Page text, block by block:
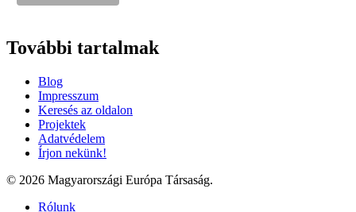
További tartalmak
Blog
Impresszum
Keresés az oldalon
Projektek
Adatvédelem
Írjon nekünk!
© 2026 Magyarországi Európa Társaság.
Rólunk